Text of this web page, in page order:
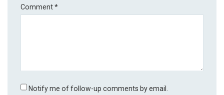
Comment*
Notify me of follow-up comments by email.